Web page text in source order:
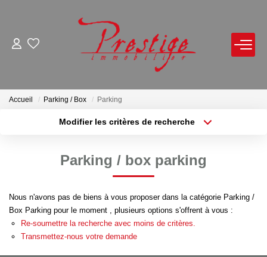
ACHETER
LOUER
Avis De Valeur Sur Rendez-Vous
Estimation En Ligne
Biens Vendus
NOTRE AGENCE
Accueil Parking / Box Parking
Modifier les critères de recherche
Budget max
Plus de critères Créer une alerte
Parking / box parking
Nous n'avons pas de biens à vous proposer dans la catégorie Parking /
Box Parking pour le moment , plusieurs options s'offrent à vous :
Re-soumettre la recherche avec moins de critères.
Transmettez-nous votre demande